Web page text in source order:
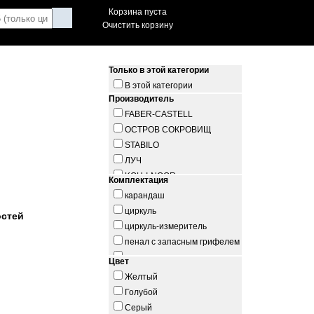
Корзина пуста
Очистить корзину
Только в этой категории
В этой категории
Производитель
FABER-CASTELL
ОСТРОВ СОКРОВИЩ
STABILO
ЛУЧ
KOH-I-NOOR
No name
SCHNEIDER
НЕВСКАЯ ПАЛИТРА
STAFF
UNI
Комплектация
карандаш
циркуль
циркуль-измеритель
пенал с запасным грифелем
ручка
карандашная вставка
транспортир
Цвет
Желтый
Голубой
Серый